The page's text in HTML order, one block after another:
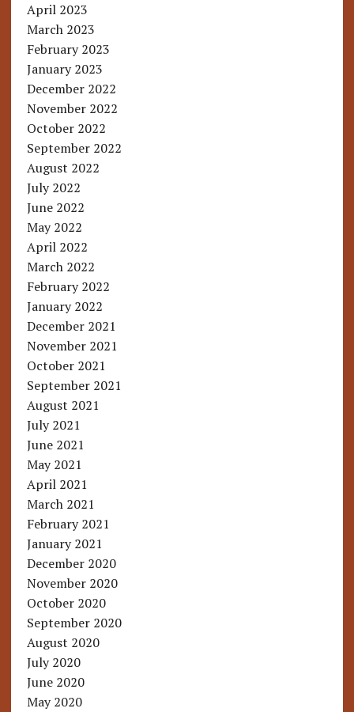
April 2023
March 2023
February 2023
January 2023
December 2022
November 2022
October 2022
September 2022
August 2022
July 2022
June 2022
May 2022
April 2022
March 2022
February 2022
January 2022
December 2021
November 2021
October 2021
September 2021
August 2021
July 2021
June 2021
May 2021
April 2021
March 2021
February 2021
January 2021
December 2020
November 2020
October 2020
September 2020
August 2020
July 2020
June 2020
May 2020